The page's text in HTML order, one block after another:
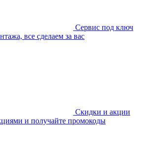
Сервис под ключ
все сделаем за вас
Скидки и акции
и получайте промокоды